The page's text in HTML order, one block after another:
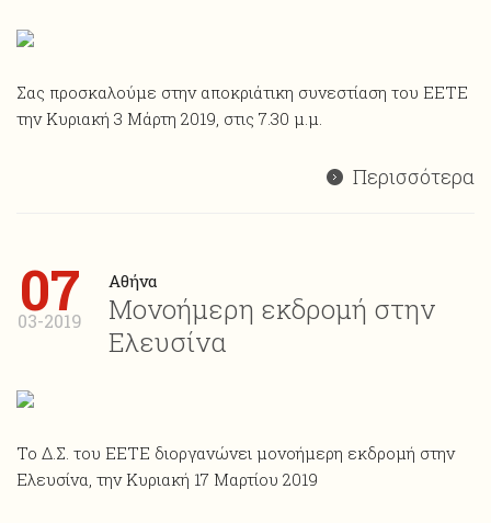
Σας προσκαλούμε στην αποκριάτικη συνεστίαση του ΕΕΤΕ
την Κυριακή 3 Μάρτη 2019, στις 7.30 μ.μ.
Περισσότερα
07
03-2019
Αθήνα
Μονοήμερη εκδρομή στην
Ελευσίνα
Το Δ.Σ. του ΕΕΤΕ διοργανώνει μονοήμερη εκδρομή στην
Ελευσίνα, την Κυριακή 17 Μαρτίου 2019